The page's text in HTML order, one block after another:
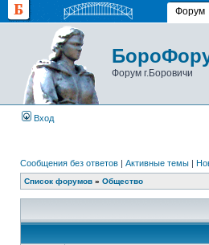
Форум
Форум г.Боровичи
Вход
Сообщения без ответов | Активные темы |
Список форумов » Общество